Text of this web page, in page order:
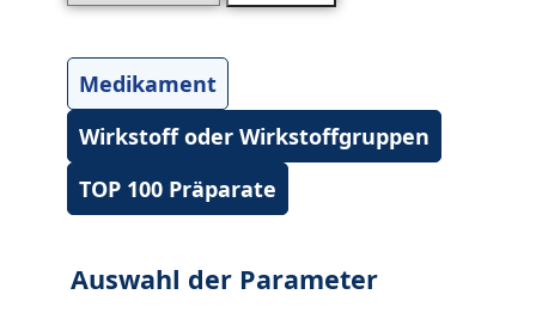
Medikament
Wirkstoff oder Wirkstoffgruppen
TOP 100 Präparate
Auswahl der Parameter